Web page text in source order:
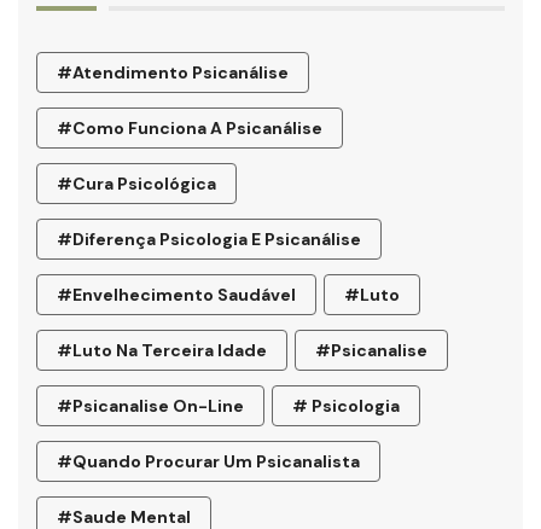
#atendimento Psicanálise
#como Funciona A Psicanálise
#cura Psicológica
#diferença Psicologia E Psicanálise
#envelhecimento Saudável #luto
#luto Na Terceira Idade #psicanalise
#psicanalise On-Line # Psicologia
#quando Procurar Um Psicanalista
#saude Mental